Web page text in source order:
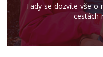
Tady se dozvíte vše o
cestách